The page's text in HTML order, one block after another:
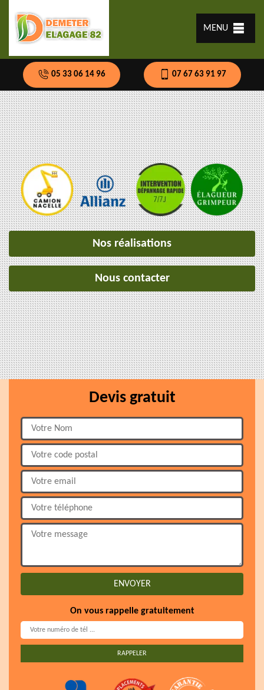
MENU
05 33 06 14 96 07 67 63 91 97
Nos réalisations
Nous contacter
Devis gratuit
On vous rappelle gratuitement